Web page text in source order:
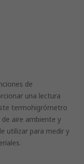
de
una lectura
termohigrómetro
aire ambiente y
utilizar para medir y